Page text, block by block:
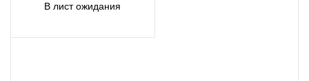
В лист ожидания